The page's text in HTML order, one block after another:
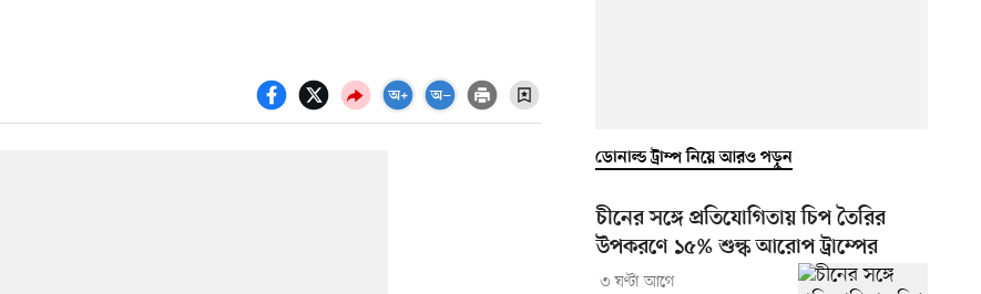
ডোনাল্ড ট্রাম্প নিয়ে আরও পড়ুন
চীনের সঙ্গে প্রতিযোগিতায় চিপ তৈরির
উপকরণে ১৫% শুল্ক আরোপ ট্রাম্পের
৩ ঘণ্টা আগে